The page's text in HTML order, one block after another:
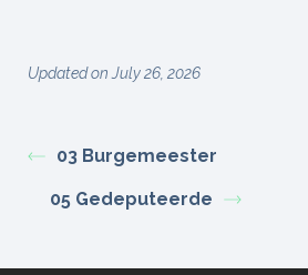
Updated on July 26, 2026
03 Burgemeester
05 Gedeputeerde